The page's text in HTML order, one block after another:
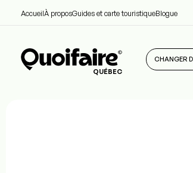
AccueilÀ proposGuides et carte touristiqueBlogue
QUÉBEC
CHANGER